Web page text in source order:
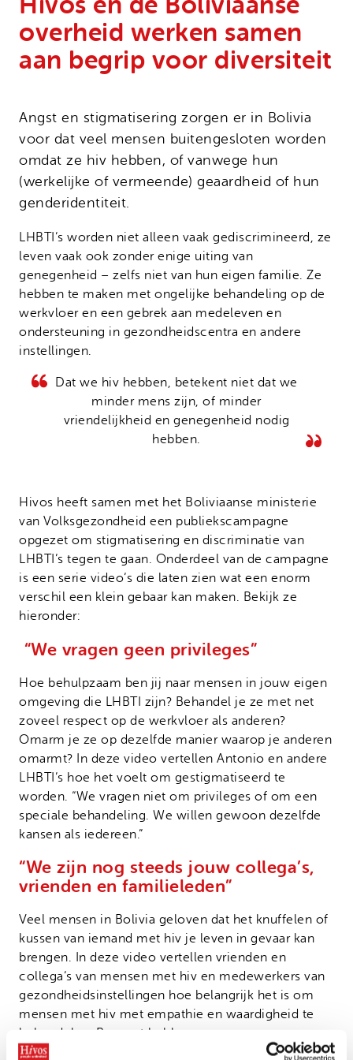
overheid werken samen
aan begrip voor diversiteit
Angst en stigmatisering zorgen er in Bolivia
voor dat veel mensen buitengesloten worden
omdat ze hiv hebben, of vanwege hun
(werkelijke of vermeende) geaardheid of hun
genderidentiteit.
LHBTI’s worden niet alleen vaak gediscrimineerd, ze
leven vaak ook zonder enige uiting van
genegenheid – zelfs niet van hun eigen familie. Ze
hebben te maken met ongelijke behandeling op de
werkvloer en een gebrek aan medeleven en
ondersteuning in gezondheidscentra en andere
instellingen.
Dat we hiv hebben, betekent niet dat we
minder mens zijn, of minder
vriendelijkheid en genegenheid nodig
hebben.
Hivos heeft samen met het Boliviaanse ministerie
van Volksgezondheid een publiekscampagne
opgezet om stigmatisering en discriminatie van
LHBTI’s tegen te gaan. Onderdeel van de campagne
is een serie video’s die laten zien wat een enorm
verschil een klein gebaar kan maken. Bekijk ze
hieronder:
“We vragen geen privileges”
Hoe behulpzaam ben jij naar mensen in jouw eigen
omgeving die LHBTI zijn? Behandel je ze met net
zoveel respect op de werkvloer als anderen?
Omarm je ze op dezelfde manier waarop je anderen
omarmt? In deze video vertellen Antonio en andere
LHBTI’s hoe het voelt om gestigmatiseerd te
worden. “We vragen niet om privileges of om een
speciale behandeling. We willen gewoon dezelfde
kansen als iedereen.”
“We zijn nog steeds jouw collega’s,
vrienden en familieleden”
Veel mensen in Bolivia geloven dat het knuffelen of
kussen van iemand met hiv je leven in gevaar kan
brengen. In deze video vertellen vrienden en
collega’s van mensen met hiv en medewerkers van
gezondheidsinstellingen hoe belangrijk het is om
mensen met hiv met empathie en waardigheid te
behandelen. Respect hebben voor mensen om ons
heen zou niet aan voorwaarden verbonden moeten
Noodfonds voor activisten
Onze successen
Jaarverslag
Veelgestelde vragen